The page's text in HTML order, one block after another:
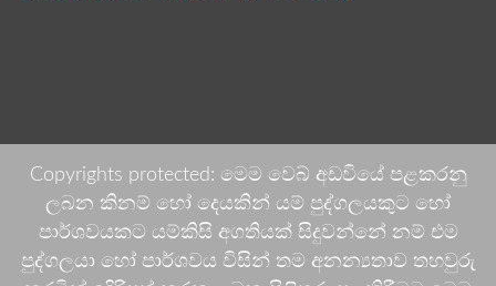
Copyrights protected: මෙම වෙබ් අඩවියේ පළකරනු
ලබන කිනම් හෝ දෙයකින් යම් පුද්ගලයකුට හෝ
පාර්ශවයකට යම්කිසි අගතියක් සිදුවන්නේ නම් එම
පුද්ගලයා හෝ පාර්ශවය විසින් තම අනන්‍යතාව තහවුරු